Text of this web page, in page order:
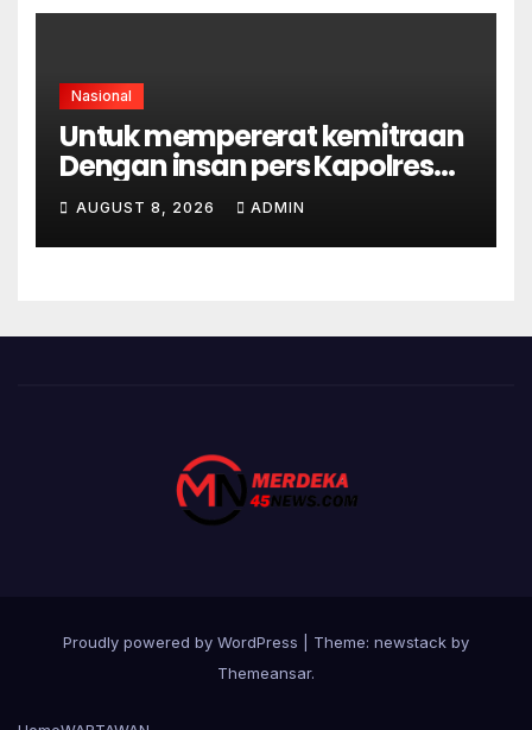
Nasional
Untuk mempererat kemitraan
Dengan insan pers Kapolres
OKU Silaturahmi Ke Pengurus
PWI OKU
AUGUST 8, 2026 ADMIN
Proudly powered by WordPress
Theme: newstack by
Themeansar.